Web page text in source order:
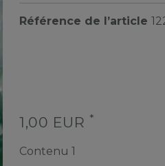
Référence de l’article
1,00 EUR *
Contenu 1